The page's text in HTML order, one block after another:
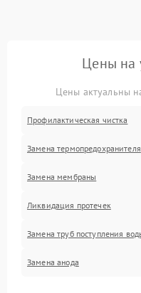
Цены на
Цены актуальны
Профилактическая чистка
Замена термопредохранителя
Замена мембраны
Ликвидация протечек
Замена труб поступления
Замена анода